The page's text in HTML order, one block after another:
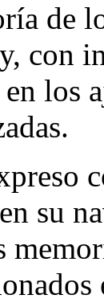
de
con
los
su